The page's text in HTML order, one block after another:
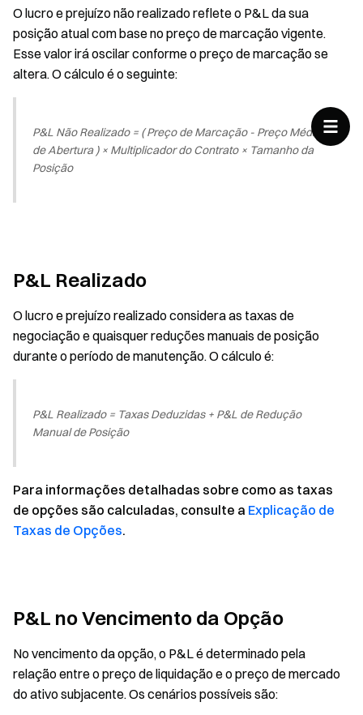
O lucro e prejuízo não realizado reflete o P&L da sua
posição atual com base no preço de marcação vigente.
Esse valor irá oscilar conforme o preço de marcação se
altera. O cálculo é o seguinte:
P&L Não Realizado = ( Preço de Marcação - Preço Médio
de Abertura ) × Multiplicador do Contrato × Tamanho da
Posição
P&L Realizado
O lucro e prejuízo realizado considera as taxas de
negociação e quaisquer reduções manuais de posição
durante o período de manutenção. O cálculo é:
P&L Realizado = Taxas Deduzidas + P&L de Redução
Manual de Posição
Para informações detalhadas sobre como as taxas
de opções são calculadas, consulte a Explicação de
Taxas de Opções.
P&L no Vencimento da Opção
No vencimento da opção, o P&L é determinado pela
relação entre o preço de liquidação e o preço de mercado
do ativo subjacente. Os cenários possíveis são: